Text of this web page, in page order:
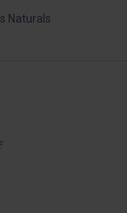
Naturals